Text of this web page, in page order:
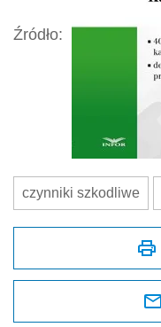
Źródło:
czynniki szkodliwe